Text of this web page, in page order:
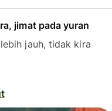
jimat pada yuran
jauh, tidak kira